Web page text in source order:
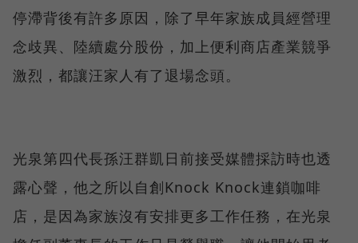
停滯背後有許多原因，除了早年家族成員經營理
念歧異、陸續處分股份，加上便利商店產業競爭
激烈，都讓汪家人有了退場念頭。
光泉第四代長孫汪群凱日前接受媒體採訪時也透
露心聲，他之所以自創Knock Knock連鎖咖啡
店，是因為家族沒有安排更多工作任務，在光泉